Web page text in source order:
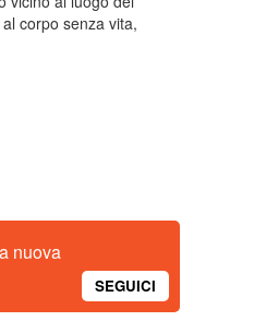
corpo senza vita,
nuova
SEGUICI